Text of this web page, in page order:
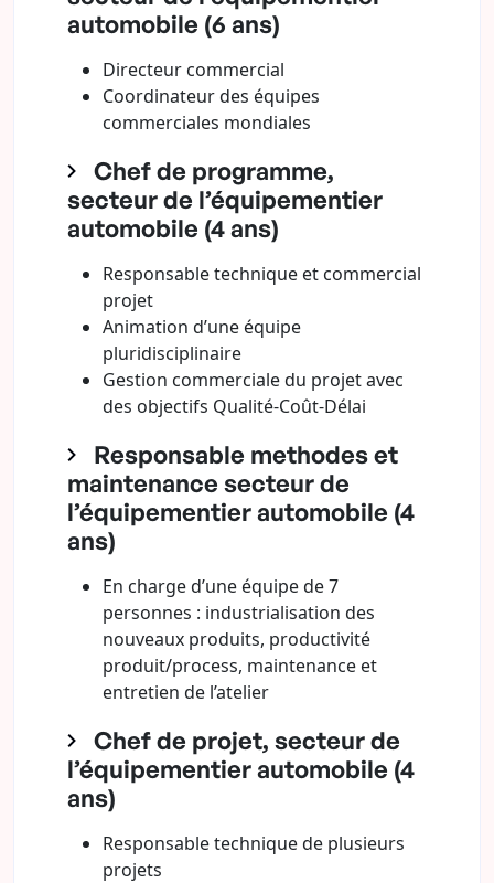
automobile (6 ans)
Directeur commercial
Coordinateur des équipes
commerciales mondiales
Chef de programme,
secteur de l’équipementier
automobile (4 ans)
Responsable technique et commercial
projet
Animation d’une équipe
pluridisciplinaire
Gestion commerciale du projet avec
des objectifs Qualité-Coût-Délai
Responsable methodes et
maintenance secteur de
l’équipementier automobile (4
ans)
En charge d’une équipe de 7
personnes : industrialisation des
nouveaux produits, productivité
produit/process, maintenance et
entretien de l’atelier
Chef de projet, secteur de
l’équipementier automobile (4
ans)
Responsable technique de plusieurs
projets